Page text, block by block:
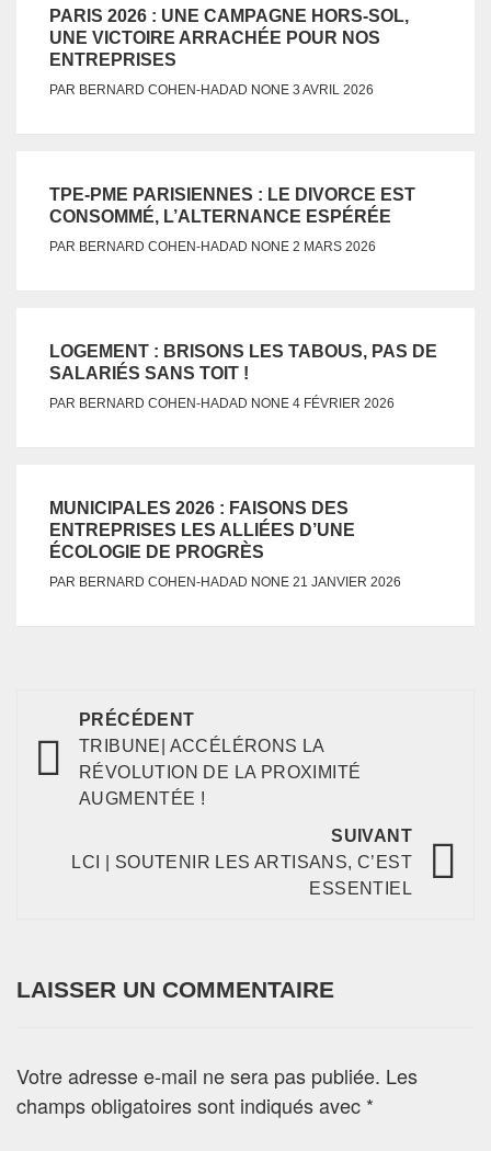
PARIS 2026 : UNE CAMPAGNE HORS-SOL,
UNE VICTOIRE ARRACHÉE POUR NOS
ENTREPRISES
PAR BERNARD COHEN-HADAD NONE 3 AVRIL 2026
TPE-PME PARISIENNES : LE DIVORCE EST
CONSOMMÉ, L’ALTERNANCE ESPÉRÉE
PAR BERNARD COHEN-HADAD NONE 2 MARS 2026
LOGEMENT : BRISONS LES TABOUS, PAS DE
SALARIÉS SANS TOIT !
PAR BERNARD COHEN-HADAD NONE 4 FÉVRIER 2026
MUNICIPALES 2026 : FAISONS DES
ENTREPRISES LES ALLIÉES D’UNE
ÉCOLOGIE DE PROGRÈS
PAR BERNARD COHEN-HADAD NONE 21 JANVIER 2026
PRÉCÉDENT
TRIBUNE| ACCÉLÉRONS LA
RÉVOLUTION DE LA PROXIMITÉ
AUGMENTÉE !
SUIVANT
LCI | SOUTENIR LES ARTISANS, C’EST
ESSENTIEL
LAISSER UN COMMENTAIRE
Votre adresse e-mail ne sera pas publiée. Les
champs obligatoires sont indiqués avec *